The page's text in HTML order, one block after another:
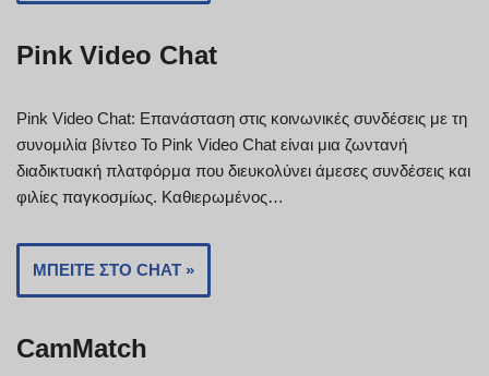
Pink Video Chat
Pink Video Chat: Επανάσταση στις κοινωνικές συνδέσεις με τη
συνομιλία βίντεο Το Pink Video Chat είναι μια ζωντανή
διαδικτυακή πλατφόρμα που διευκολύνει άμεσες συνδέσεις και
φιλίες παγκοσμίως. Καθιερωμένος…
ΜΠΕΊΤΕ ΣΤΟ CHAT »
CamMatch